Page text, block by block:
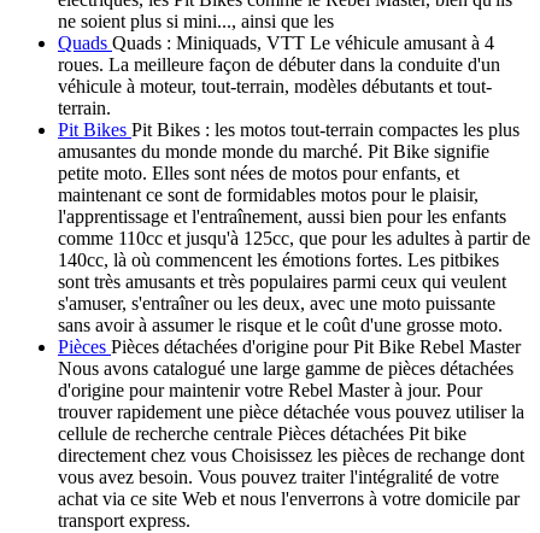
ne soient plus si mini..., ainsi que les
Quads Quads : Miniquads, VTT Le véhicule amusant à 4
roues. La meilleure façon de débuter dans la conduite d'un
véhicule à moteur, tout-terrain, modèles débutants et tout-
terrain.
Pit Bikes Pit Bikes : les motos tout-terrain compactes les plus
amusantes du monde monde du marché. Pit Bike signifie
petite moto. Elles sont nées de motos pour enfants, et
maintenant ce sont de formidables motos pour le plaisir,
l'apprentissage et l'entraînement, aussi bien pour les enfants
comme 110cc et jusqu'à 125cc, que pour les adultes à partir de
140cc, là où commencent les émotions fortes. Les pitbikes
sont très amusants et très populaires parmi ceux qui veulent
s'amuser, s'entraîner ou les deux, avec une moto puissante
sans avoir à assumer le risque et le coût d'une grosse moto.
Pièces Pièces détachées d'origine pour Pit Bike Rebel Master
Nous avons catalogué une large gamme de pièces détachées
d'origine pour maintenir votre Rebel Master à jour. Pour
trouver rapidement une pièce détachée vous pouvez utiliser la
cellule de recherche centrale Pièces détachées Pit bike
directement chez vous Choisissez les pièces de rechange dont
vous avez besoin. Vous pouvez traiter l'intégralité de votre
achat via ce site Web et nous l'enverrons à votre domicile par
transport express.